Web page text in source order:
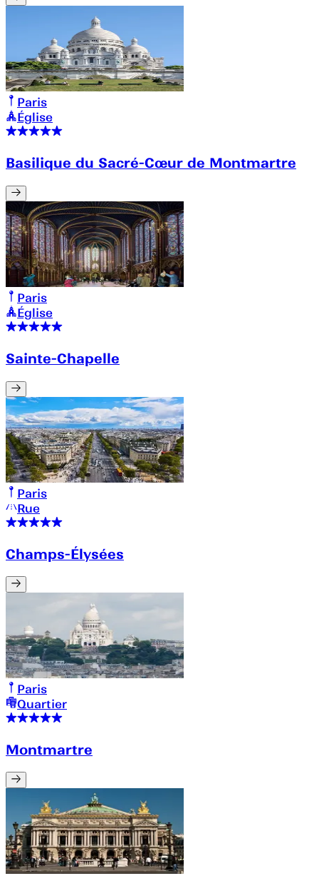
Paris
Église
Basilique du Sacré-Cœur de Montmartre
Paris
Église
Sainte-Chapelle
Paris
Rue
Champs-Élysées
Paris
Quartier
Montmartre